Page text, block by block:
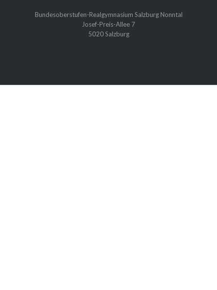
Bundesoberstufen-Realgymnasium Salzburg Nonntal
Josef-Preis-Allee 7
5020 Salzburg